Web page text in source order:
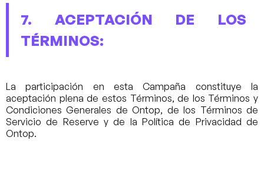
7. ACEPTACIÓN DE LOS
TÉRMINOS:
La participación en esta Campaña constituye la
aceptación plena de estos Términos, de los Términos y
Condiciones Generales de Ontop, de los Términos de
Servicio de Reserve y de la Política de Privacidad de
Ontop.